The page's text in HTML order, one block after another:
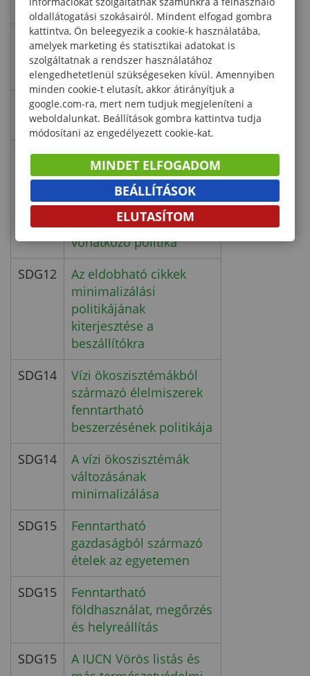
hulladéklerakási politika
SDG12
Politika a
műanyaghasználat
minimalizálására
SDG12
Politika az eldobható
cikkek minimalizálására
SDG12
Kiszervezett
szolgáltatásokra és
ellátási láncra
kiterjesztett eldobható
cikkek minimalizálására
vonatkozó politika
SDG12
Az eldobható cikkek
minimalizálási
politikájának
kiterjesztése a
beszállítókra
SDG14
Vízi ökoszisztémákból
származó élelmiszerek
fenntartható
beszerzésének politikája
SDG14
A vízi ökoszisztémák
változásának
minimalizálása
SDG15
Fenntartható
gazdaságból származó
ételek az egyetemen
SDG15
Fenntartható
földhasználat, megőrzés
és helyreállítás
SDG15
A IUCN Vörös listás és
oldallátogatási szokásairól. Mindent elfogad gombra
kattintva, Ön beleegyezik a cookie-k használatába,
amelyek marketing és statisztikai adatokat is
szolgáltatnak a rendszer használatához
elengedhetetlenül szükségeseken kívül. Amennyiben
minden cookie-t elutasít, akkor átirányítjuk a
google.com-ra, mert nem tudjuk megjeleníteni a
weboldalunkat. Beállítások gombra kattintva tudja
módosítani az engedélyezett cookie-kat.
MINDET ELFOGADOM
BEÁLLÍTÁSOK
ELUTASÍTOM